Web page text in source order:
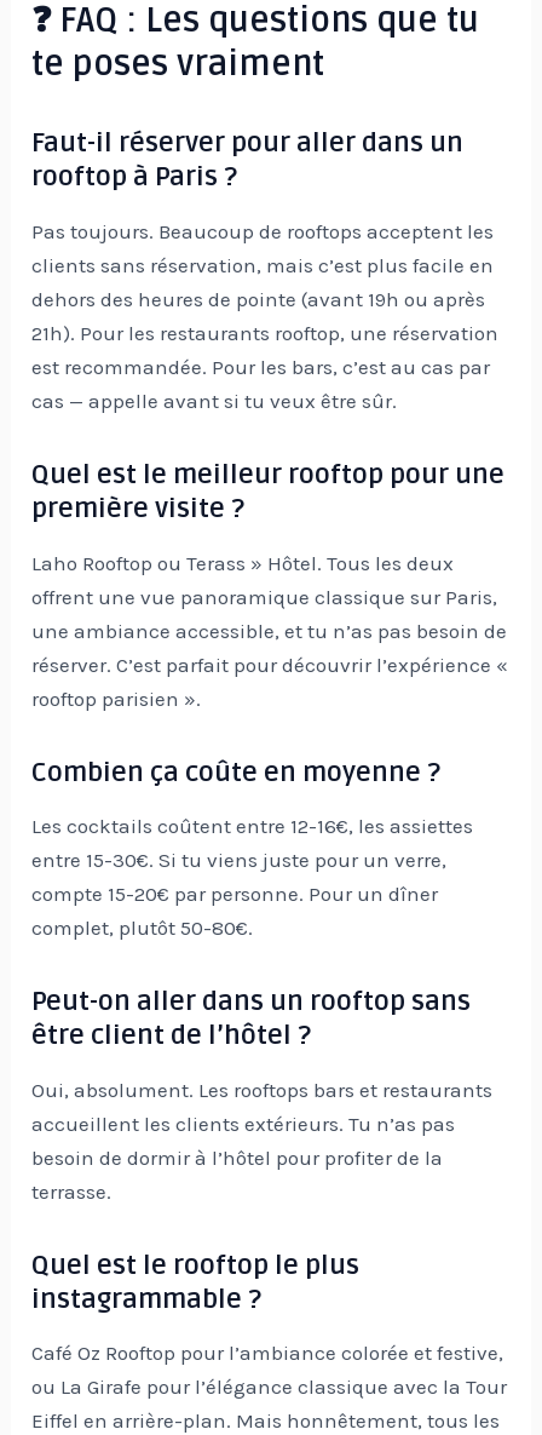
❓ FAQ : Les questions que tu
te poses vraiment
Faut-il réserver pour aller dans un
rooftop à Paris ?
Pas toujours. Beaucoup de rooftops acceptent les
clients sans réservation, mais c’est plus facile en
dehors des heures de pointe (avant 19h ou après
21h). Pour les restaurants rooftop, une réservation
est recommandée. Pour les bars, c’est au cas par
cas — appelle avant si tu veux être sûr.
Quel est le meilleur rooftop pour une
première visite ?
Laho Rooftop ou Terass » Hôtel. Tous les deux
offrent une vue panoramique classique sur Paris,
une ambiance accessible, et tu n’as pas besoin de
réserver. C’est parfait pour découvrir l’expérience «
rooftop parisien ».
Combien ça coûte en moyenne ?
Les cocktails coûtent entre 12-16€, les assiettes
entre 15-30€. Si tu viens juste pour un verre,
compte 15-20€ par personne. Pour un dîner
complet, plutôt 50-80€.
Peut-on aller dans un rooftop sans
être client de l’hôtel ?
Oui, absolument. Les rooftops bars et restaurants
accueillent les clients extérieurs. Tu n’as pas
besoin de dormir à l’hôtel pour profiter de la
terrasse.
Quel est le rooftop le plus
instagrammable ?
Café Oz Rooftop pour l’ambiance colorée et festive,
ou La Girafe pour l’élégance classique avec la Tour
Eiffel en arrière-plan. Mais honnêtement, tous les